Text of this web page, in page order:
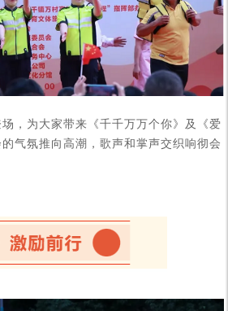
为大家带来《千千万万个你》及《爱
气氛推向高潮，歌声和掌声交织响彻会